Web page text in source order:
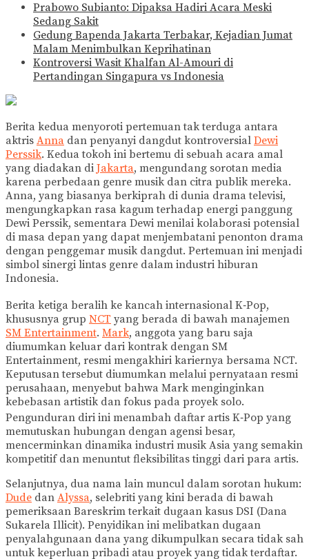
Prabowo Subianto: Dipaksa Hadiri Acara Meski
Sedang Sakit
Gedung Bapenda Jakarta Terbakar, Kejadian Jumat
Malam Menimbulkan Keprihatinan
Kontroversi Wasit Khalfan Al-Amouri di
Pertandingan Singapura vs Indonesia
Berita kedua menyoroti pertemuan tak terduga antara
aktris Anna dan penyanyi dangdut kontroversial Dewi
Perssik. Kedua tokoh ini bertemu di sebuah acara amal
yang diadakan di Jakarta, mengundang sorotan media
karena perbedaan genre musik dan citra publik mereka.
Anna, yang biasanya berkiprah di dunia drama televisi,
mengungkapkan rasa kagum terhadap energi panggung
Dewi Perssik, sementara Dewi menilai kolaborasi potensial
di masa depan yang dapat menjembatani penonton drama
dengan penggemar musik dangdut. Pertemuan ini menjadi
simbol sinergi lintas genre dalam industri hiburan
Indonesia.
Berita ketiga beralih ke kancah internasional K‑Pop,
khususnya grup NCT yang berada di bawah manajemen
SM Entertainment. Mark, anggota yang baru saja
diumumkan keluar dari kontrak dengan SM
Entertainment, resmi mengakhiri kariernya bersama NCT.
Keputusan tersebut diumumkan melalui pernyataan resmi
perusahaan, menyebut bahwa Mark menginginkan
kebebasan artistik dan fokus pada proyek solo.
Pengunduran diri ini menambah daftar artis K‑Pop yang
memutuskan hubungan dengan agensi besar,
mencerminkan dinamika industri musik Asia yang semakin
kompetitif dan menuntut fleksibilitas tinggi dari para artis.
Selanjutnya, dua nama lain muncul dalam sorotan hukum:
Dude dan Alyssa, selebriti yang kini berada di bawah
pemeriksaan Bareskrim terkait dugaan kasus DSI (Dana
Sukarela Illicit). Penyidikan ini melibatkan dugaan
penyalahgunaan dana yang dikumpulkan secara tidak sah
untuk keperluan pribadi atau proyek yang tidak terdaftar.